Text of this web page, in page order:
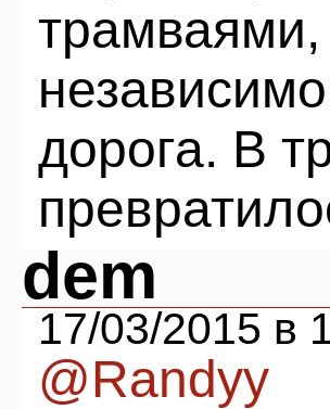
дорога. В
dem
17/03/2015 в
@Randyy